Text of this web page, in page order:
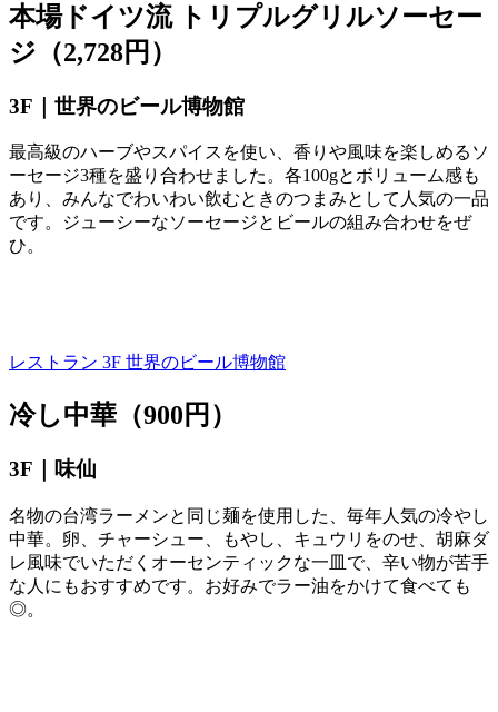
本場ドイツ流 トリプルグリルソーセー
ジ（2,728円）
3F｜世界のビール博物館
最高級のハーブやスパイスを使い、香りや風味を楽しめるソ
ーセージ3種を盛り合わせました。各100gとボリューム感も
あり、みんなでわいわい飲むときのつまみとして人気の一品
です。ジューシーなソーセージとビールの組み合わせをぜ
ひ。
レストラン 3F 世界のビール博物館
冷し中華（900円）
3F｜味仙
名物の台湾ラーメンと同じ麺を使用した、毎年人気の冷やし
中華。卵、チャーシュー、もやし、キュウリをのせ、胡麻ダ
レ風味でいただくオーセンティックな一皿で、辛い物が苦手
な人にもおすすめです。お好みでラー油をかけて食べても
◎。